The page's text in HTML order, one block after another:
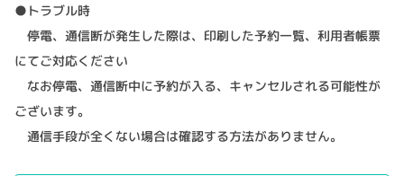
●トラブル時
停電、通信断が発生した際は、印刷した予約一覧、利用者帳票
にてご対応ください
なお停電、通信断中に予約が入る、キャンセルされる可能性が
ございます。
通信手段が全くない場合は確認する方法がありません。